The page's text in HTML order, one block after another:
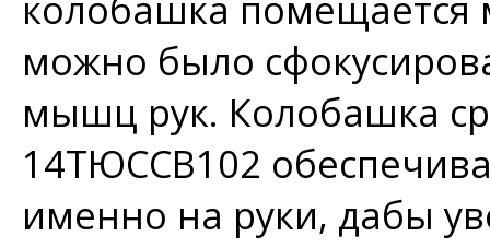
можно было
мышц рук. Колобашка
14ТЮССВ102
именно на руки, дабы